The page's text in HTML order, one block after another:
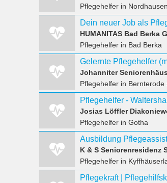
Pflegehelferin Nordhausen
HUMANITAS Bad Berka
Pflegehelferin Bad Berka
Johanniter
Pflegehelferin Bernterode
Pflegehelfer -
Josias Löffler
Pflegehelferin Gotha
K & S Seniorenresidenz
Pflegehelferin